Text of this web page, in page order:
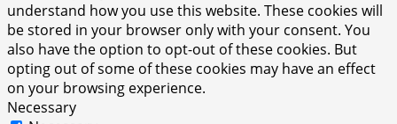
understand how you use this website. These cookies will
be stored in your browser only with your consent. You
also have the option to opt-out of these cookies. But
opting out of some of these cookies may have an effect
on your browsing experience.
Necessary